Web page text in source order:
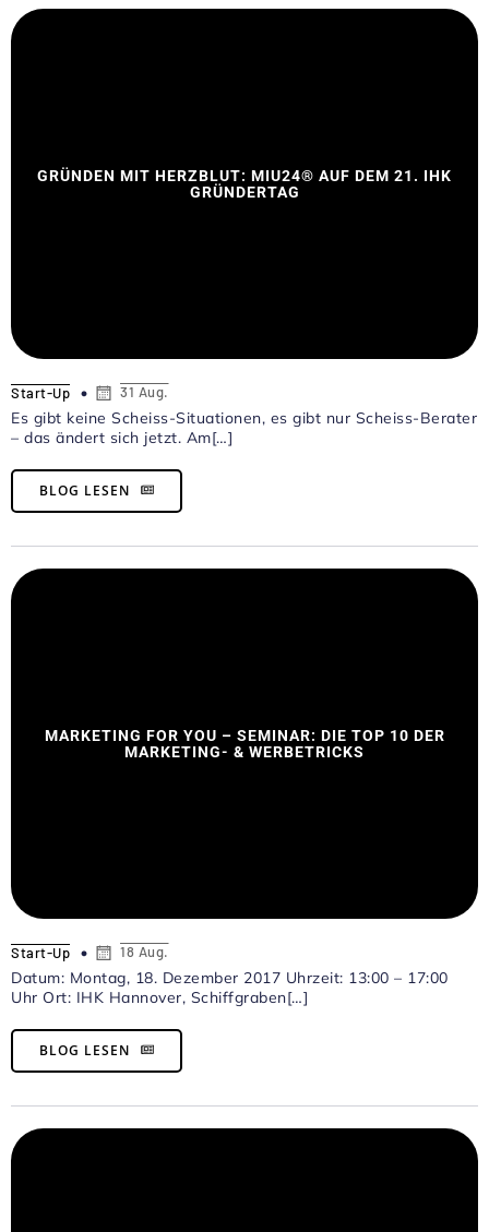
GRÜNDEN MIT HERZBLUT: MIU24® AUF DEM 21. IHK
GRÜNDERTAG
Start-Up 31 Aug.
Es gibt keine Scheiss-Situationen, es gibt nur Scheiss-Berater
– das ändert sich jetzt. Am[…]
BLOG LESEN
MARKETING FOR YOU – SEMINAR: DIE TOP 10 DER
MARKETING- & WERBETRICKS
Start-Up 18 Aug.
Datum: Montag, 18. Dezember 2017 Uhrzeit: 13:00 – 17:00
Uhr Ort: IHK Hannover, Schiffgraben[…]
BLOG LESEN